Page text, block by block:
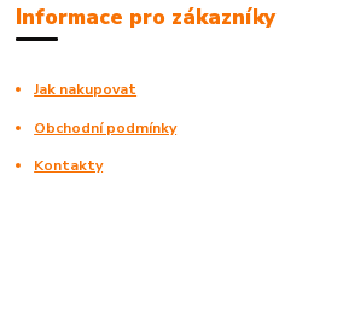
Informace pro zákazníky
Jak nakupovat
Obchodní podmínky
Kontakty